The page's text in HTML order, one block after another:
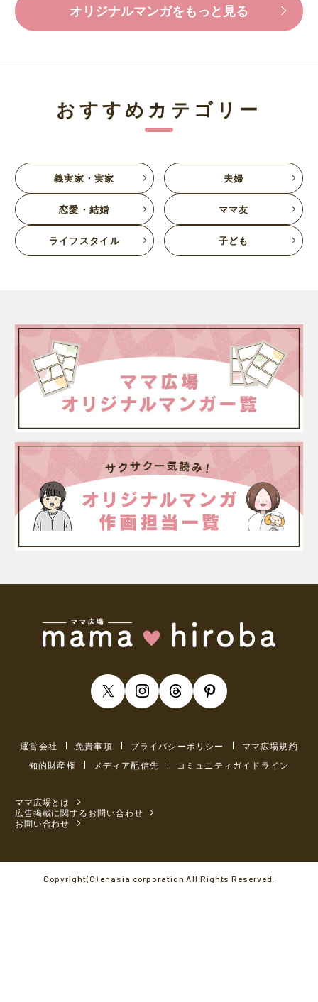
オリジナルマンガをもっと見る
おすすめカテゴリー
義実家・実家 夫婦
恋愛・結婚 ママ友
ライフスタイル 子ども
運営会社 免責事項 プライバシーポリシー
ママ広場規約
知的財産権
メディア配信先 コミュニティガイドライン
ママ広場とは
広告掲載に関するお問い合わせ
お問い合わせ
Copyright(C) enasia corporation All Rights Reserved.